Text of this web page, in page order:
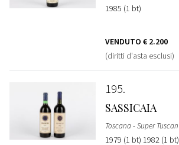
1985 (1 bt)
VENDUTO € 2.200
(diritti d'asta esclusi)
195
SASSICAIA
Toscana - Super Tuscan
1979 (1 bt) 1982 (1 bt)